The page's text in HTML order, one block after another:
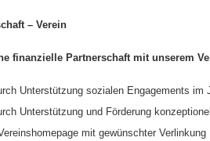
– Verein
finanzielle Partnerschaft mit unserem
Unterstützung sozialen Engagements im
Unterstützung und Förderung
mit gewünschter Verlinkung